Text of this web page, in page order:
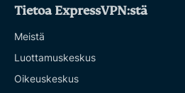
Tietoa ExpressVPN:stä
Meistä
Luottamuskeskus
Oikeuskeskus